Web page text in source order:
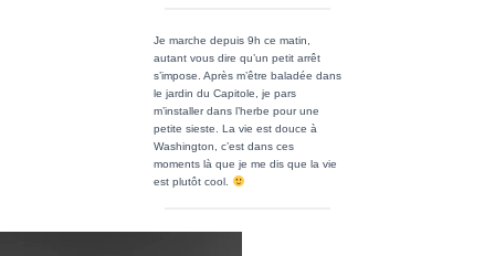
Je marche depuis 9h ce matin,
autant vous dire qu’un petit arrêt
s’impose. Après m’être baladée dans
le jardin du Capitole, je pars
m’installer dans l’herbe pour une
petite sieste. La vie est douce à
Washington, c’est dans ces
moments là que je me dis que la vie
est plutôt cool.